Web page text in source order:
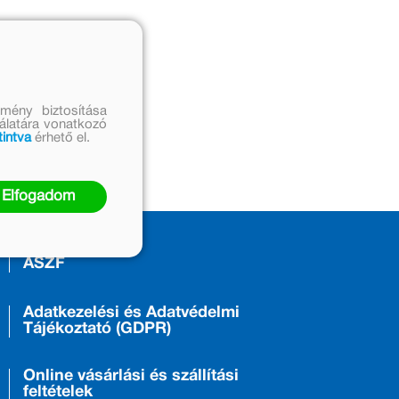
ÁSZF
Adatkezelési és Adatvédelmi
Tájékoztató (GDPR)
Online vásárlási és szállítási
feltételek
biztosítása
vonatkozó
érhető el.
Elfogadom